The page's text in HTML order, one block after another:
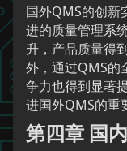
国外QMS的创新
进的质量管理系
升，产品质量得
外，通过QMS的
争力也得到显著
进国外QMS的重
第四章 国